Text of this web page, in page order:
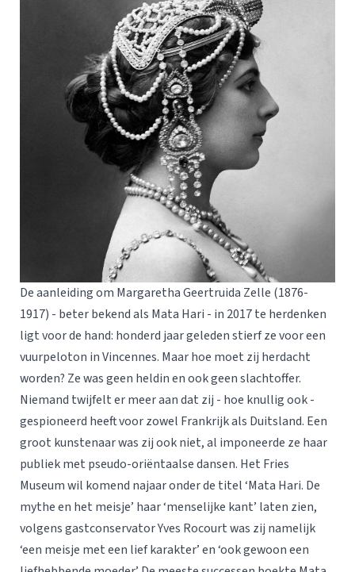
De aanleiding om Margaretha Geertruida Zelle (1876-
1917) - beter bekend als Mata Hari - in 2017 te herdenken
ligt voor de hand: honderd jaar geleden stierf ze voor een
vuurpeloton in Vincennes. Maar hoe moet zij herdacht
worden? Ze was geen heldin en ook geen slachtoffer.
Niemand twijfelt er meer aan dat zij - hoe knullig ook -
gespioneerd heeft voor zowel Frankrijk als Duitsland. Een
groot kunstenaar was zij ook niet, al imponeerde ze haar
publiek met pseudo-oriëntaalse dansen. Het Fries
Museum wil komend najaar onder de titel ‘Mata Hari. De
mythe en het meisje’ haar ‘menselijke kant’ laten zien,
volgens gastconservator Yves Rocourt was zij namelijk
‘een meisje met een lief karakter’ en ‘ook gewoon een